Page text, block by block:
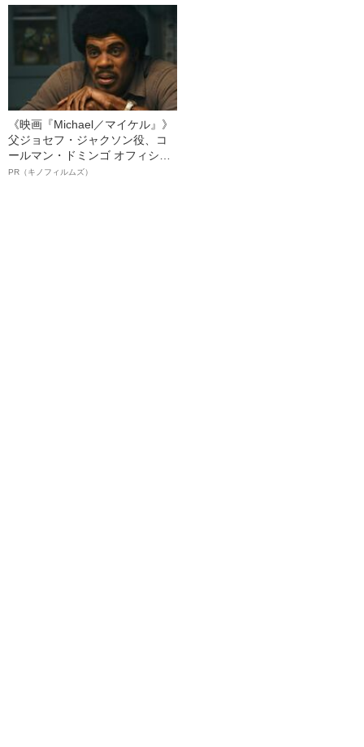
た少年兵が明かした“過酷すぎる
任務”とは
《映画『Michael／マイケル』》
父ジョセフ・ジャクソン役、コ
ールマン・ドミンゴ オフィシャ
ルインタビュー“観客を魅了した
PR（キノフィルムズ）